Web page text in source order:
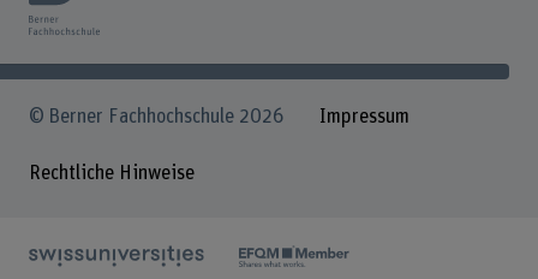
© Berner Fachhochschule 2026 Impressum
Rechtliche Hinweise